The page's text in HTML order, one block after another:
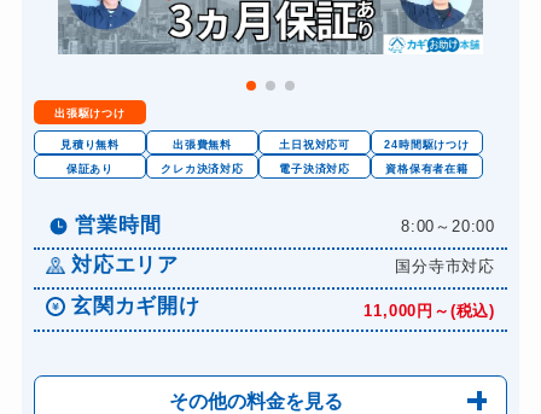
出張駆けつけ
見積り無料 出張費無料 土日祝対応可
24時間駆けつけ
保証あり
クレカ決済対応 電子決済対応 資格保有者在籍
営業時間 8:00～20:00
対応エリア 国分寺市対応
玄関カギ開け 11,000円～(税込)
その他の料金を見る